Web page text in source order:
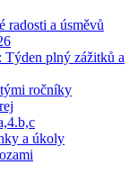
radosti a úsměvů
Týden plný zážitků a
ročníky
a úkoly